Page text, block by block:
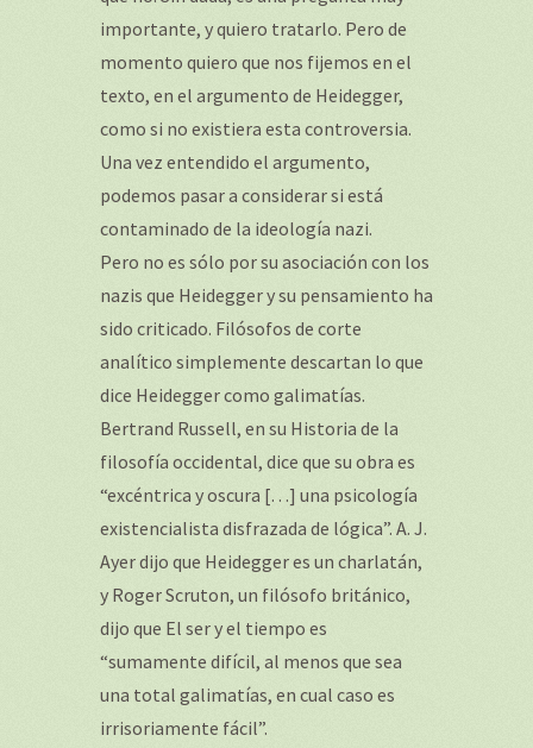
importante, y quiero tratarlo. Pero de
momento quiero que nos fijemos en el
texto, en el argumento de Heidegger,
como si no existiera esta controversia.
Una vez entendido el argumento,
podemos pasar a considerar si está
contaminado de la ideología nazi.
Pero no es sólo por su asociación con los
nazis que Heidegger y su pensamiento ha
sido criticado. Filósofos de corte
analítico simplemente descartan lo que
dice Heidegger como galimatías.
Bertrand Russell, en su Historia de la
filosofía occidental, dice que su obra es
“excéntrica y oscura […] una psicología
existencialista disfrazada de lógica”. A. J.
Ayer dijo que Heidegger es un charlatán,
y Roger Scruton, un filósofo británico,
dijo que El ser y el tiempo es
“sumamente difícil, al menos que sea
una total galimatías, en cual caso es
irrisoriamente fácil”.